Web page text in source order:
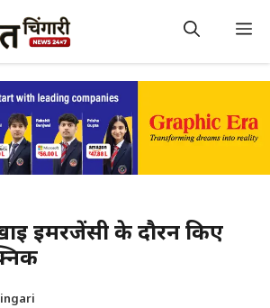
इमरजेंसी के दौरन किए